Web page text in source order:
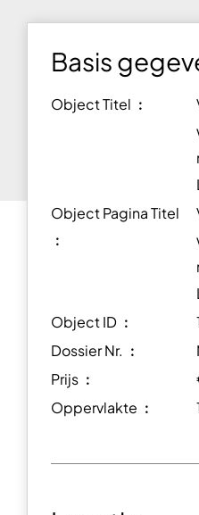
Basis
Object Titel ︰
Object Pagina Titel
︰
Object ID ︰
Dossier Nr. ︰
Prijs ︰
Oppervlakte ︰